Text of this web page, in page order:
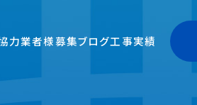
力業者様募集ブログ工事実績